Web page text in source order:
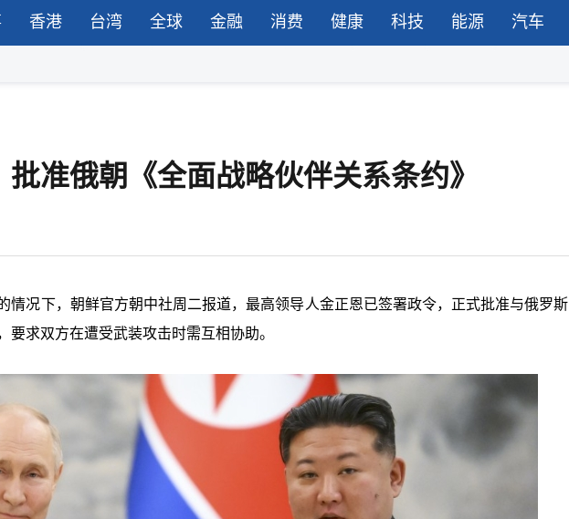
香港 台湾 全球 金融 消费 健康 科技 能源 汽车
准俄朝《全面战略伙伴关系条约》
情况下，朝鲜官方朝中社周二报道，最高领导人金正恩已签署政令，正式批准与俄罗斯
求双方在遭受武装攻击时需互相协助。